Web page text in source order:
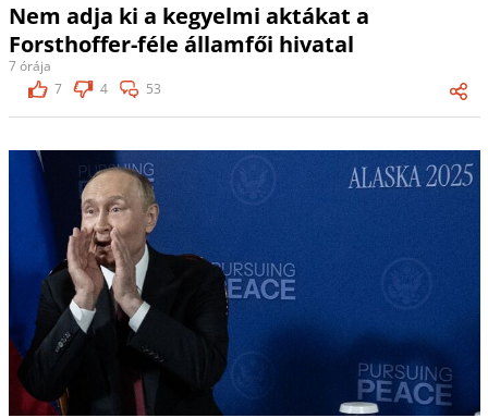
Nem adja ki a kegyelmi aktákat a
Forsthoffer-féle államfői hivatal
7 órája
7
4 53